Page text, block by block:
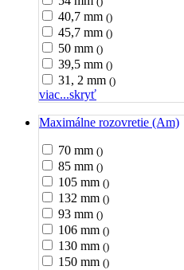
40,7 mm ()
45,7 mm ()
50 mm ()
39,5 mm ()
31, 2 mm ()
viac...skryť
Maximálne rozovretie (Am)
70 mm ()
85 mm ()
105 mm ()
132 mm ()
93 mm ()
106 mm ()
130 mm ()
150 mm ()